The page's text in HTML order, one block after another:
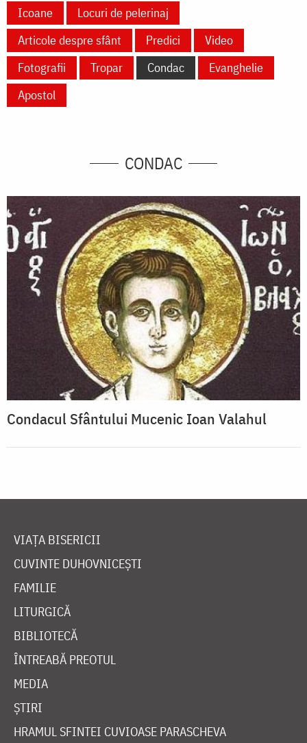
Icoane
Locuri de pelerinaj
Articole despre sfânt
Predici
Video
Fotografii
Tropar Condac
Evanghelie
Apostol
CONDAC
Condacul Sfântului Mucenic Ioan Valahul
VIAȚA BISERICII
CUVINTE DUHOVNICEȘTI
FAMILIE
LITURGICĂ
BIBLIOTECĂ
ÎNTREABĂ PREOTUL
MEDIA
ȘTIRI
HRAMUL SFINTEI CUVIOASE PARASCHEVA